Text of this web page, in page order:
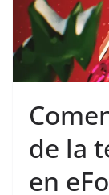
de la
en